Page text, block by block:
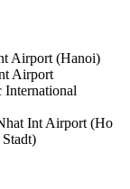
Airport (Hanoi)
Airport
International
Int Airport (Ho